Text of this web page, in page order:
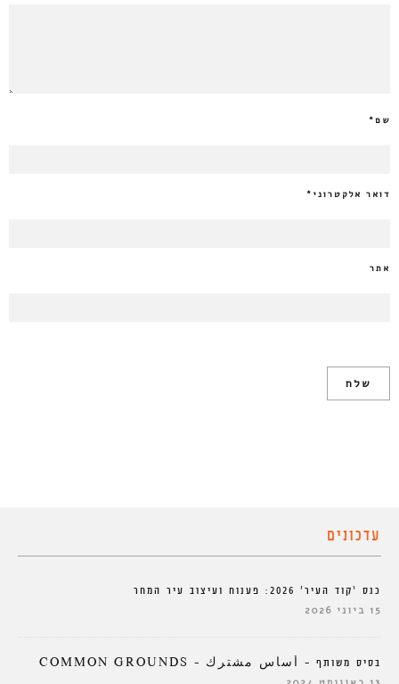
שם*
דואר אלקטרוני *
אתר
עדכונים
כנס ‘קוד העיר’ 2026: פענוח ועיצוב עיר המחר
15 ביוני 2026
בסיס משותף – أساس مشترك – COMMON GROUNDS